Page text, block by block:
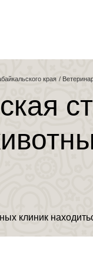
края
клиник